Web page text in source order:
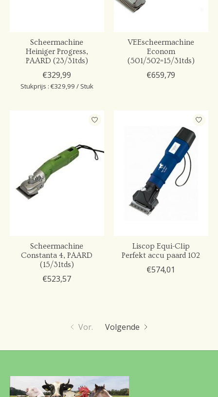
Scheermachine
Heiniger Progress,
PAARD (23/31tds)
€329,99
Stukprijs : €329,99 / Stuk
VEEscheermachine
Econom
(501/502=15/31tds)
€659,79
Scheermachine
Constanta 4, PAARD
(15/31tds)
€523,57
Liscop Equi-Clip
Perfekt accu paard 102
€574,01
Vor. Volgende